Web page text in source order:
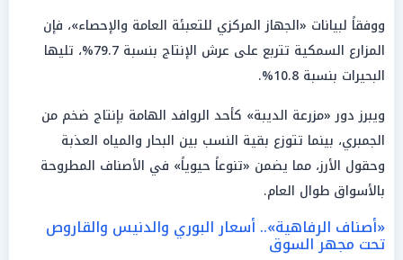
ووفقاً لبيانات «الجهاز المركزي للتعبئة العامة والإحصاء»، فإن
المزارع السمكية تتربع على عرش الإنتاج بنسبة 79.7%، تليها
البحيرات بنسبة 10.8%.
ويبرز دور «مزرعة الديبة» كأحد الروافد الهامة بإنتاج ضخم من
الجمبري، بينما تتوزع بقية النسب بين البحار والمياه العذبة
وحقول الأرز، مما يضمن «تنوعاً حيوياً» في الأصناف المطروحة
بالأسواق طوال العام.
«أصناف الرفاهية».. أسعار البوري والدنيس والقاروص
تحت مجهر السوق